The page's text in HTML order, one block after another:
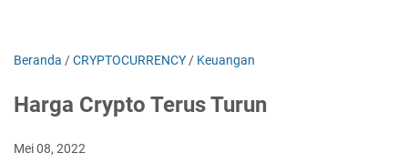
Beranda /CRYPTOCURRENCY / Keuangan
Harga Crypto Terus Turun
Mei 08, 2022